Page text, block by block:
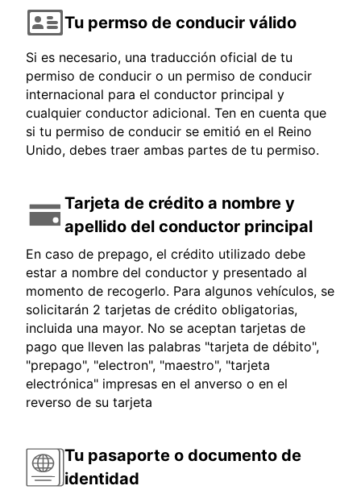
Tu permso de conducir válido
Si es necesario, una traducción oficial de tu
permiso de conducir o un permiso de conducir
internacional para el conductor principal y
cualquier conductor adicional. Ten en cuenta que
si tu permiso de conducir se emitió en el Reino
Unido, debes traer ambas partes de tu permiso.
Tarjeta de crédito a nombre y
apellido del conductor principal
En caso de prepago, el crédito utilizado debe
estar a nombre del conductor y presentado al
momento de recogerlo. Para algunos vehículos, se
solicitarán 2 tarjetas de crédito obligatorias,
incluida una mayor. No se aceptan tarjetas de
pago que lleven las palabras "tarjeta de débito",
"prepago", "electron", "maestro", "tarjeta
electrónica" impresas en el anverso o en el
reverso de su tarjeta
Tu pasaporte o documento de
identidad